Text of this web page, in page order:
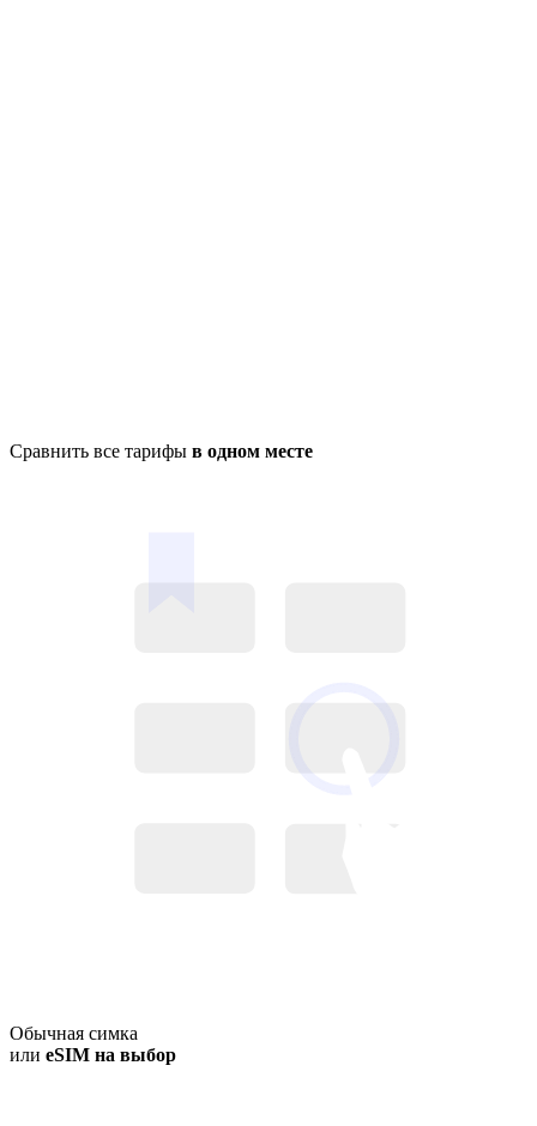
Сравнить все тарифы в одном месте
Обычная симка
или eSIM на выбор